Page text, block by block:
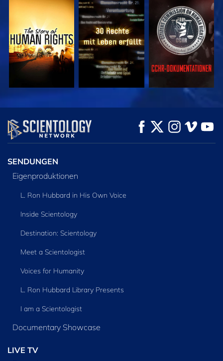
ANSEHEN ANSEHEN ANSEHEN
ANSEHEN
SERIE
ENTDECKEN
SENDUNGEN
Eigenproduktionen
L. Ron Hubbard in His Own Voice
Inside Scientology
Destination: Scientology
Meet a Scientologist
Voices for Humanity
L. Ron Hubbard Library Presents
I am a Scientologist
Documentary Showcase
LIVE TV